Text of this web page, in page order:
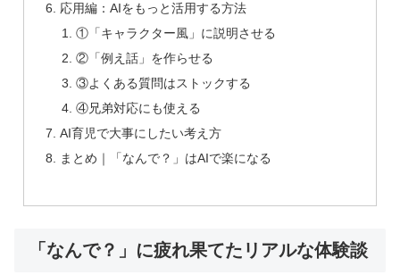
応用編：AIをもっと活用する方法
①「キャラクター風」に説明させる
②「例え話」を作らせる
③よくある質問はストックする
④兄弟対応にも使える
AI育児で大事にしたい考え方
まとめ｜「なんで？」はAIで楽になる
「なんで？」に疲れ果てたリアルな体験談